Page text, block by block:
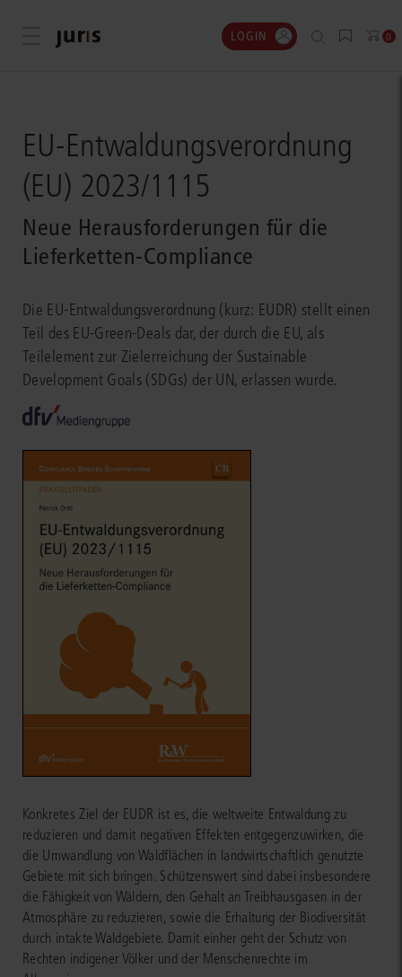
Menü öffnen LOGIN 0
EU-Entwaldungsverordnung
(EU) 2023/1115
Neue Herausforderungen für die
Lieferketten-Compliance
Die EU-Entwaldungsverordnung (kurz: EUDR) stellt einen
Teil des EU-Green-Deals dar, der durch die EU, als
Teilelement zur Zielerreichung der Sustainable
Development Goals (SDGs) der UN, erlassen wurde.
Konkretes Ziel der EUDR ist es, die weltweite Entwaldung zu
reduzieren und damit negativen Effekten entgegenzuwirken, die
die Umwandlung von Waldflächen in landwirtschaftlich genutzte
Gebiete mit sich bringen. Schützenswert sind dabei insbesondere
die Fähigkeit von Wäldern, den Gehalt an Treibhausgasen in der
Atmosphäre zu reduzieren, sowie die Erhaltung der Biodiversität
durch intakte Waldgebiete. Damit einher geht der Schutz von
Rechten indigener Völker und der Menschenrechte im